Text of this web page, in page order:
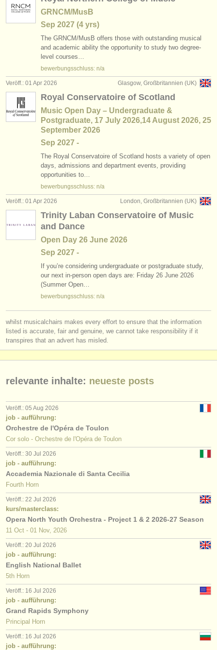
GRNCM/MusB
Sep 2027 (4 yrs)
The GRNCM/MusB offers those with outstanding musical
and academic ability the opportunity to study two degree-
level courses…
bewerbungsschluss: n/a
Glasgow, Großbritannien (UK)
Veröff.: 01 Apr 2026
Royal Conservatoire of Scotland
Music Open Day – Undergraduate &
Postgraduate, 17 July 2026,14 August 2026, 25
September 2026
Sep 2027 -
The Royal Conservatoire of Scotland hosts a variety of open
days, admissions and department events, providing
opportunities to…
bewerbungsschluss: n/a
London, Großbritannien (UK)
Veröff.: 01 Apr 2026
Trinity Laban Conservatoire of Music
and Dance
Open Day 26 June 2026
Sep 2027 -
If you’re considering undergraduate or postgraduate study,
our next in-person open days are: Friday 26 June 2026
(Summer Open…
bewerbungsschluss: n/a
whilst musicalchairs makes every effort to ensure that the information
listed is accurate, fair and genuine, we cannot take responsibility if it
transpires that an advert has misled.
relevante inhalte: neueste posts
Veröff.: 05 Aug 2026
job - aufführung:
Orchestre de l'Opéra de Toulon
Cor solo - Orchestre de l'Opéra de Toulon
Veröff.: 30 Jul 2026
job - aufführung:
Accademia Nazionale di Santa Cecilia
Fourth Horn
Veröff.: 22 Jul 2026
kurs/masterclass:
Opera North Youth Orchestra - Project 1 & 2 2026-27 Season
11 Oct - 01 Nov, 2026
Veröff.: 20 Jul 2026
job - aufführung:
English National Ballet
5th Horn
Veröff.: 16 Jul 2026
job - aufführung:
Grand Rapids Symphony
Principal Horn
Veröff.: 16 Jul 2026
job - aufführung: